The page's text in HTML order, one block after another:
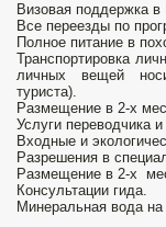
Визовая поддержка в
Все переезды по
Полное питание в
Транспортировка
личных вещей
туриста).
Размещение в 2-х
Услуги переводчика и
Входные и
Разрешения в
Размещение в 2-х
Консультации гида.
Минеральная вода на